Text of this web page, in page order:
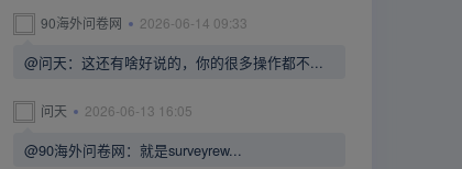
90海外问卷网 2026-06-14 09:33
@问天：这还有啥好说的，你的很多操作都不...
问天 2026-06-13 16:05
@90海外问卷网：就是surveyrew...